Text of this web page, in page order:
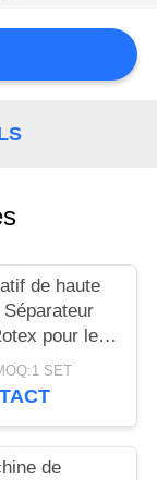
de haute
pour le
du sable de
SET
de